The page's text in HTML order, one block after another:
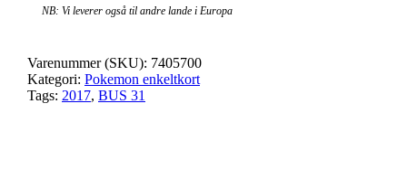
NB: Vi leverer også til andre lande i Europa
Varenummer (SKU): 7405700
Kategori: Pokemon enkeltkort
Tags: 2017, BUS 31